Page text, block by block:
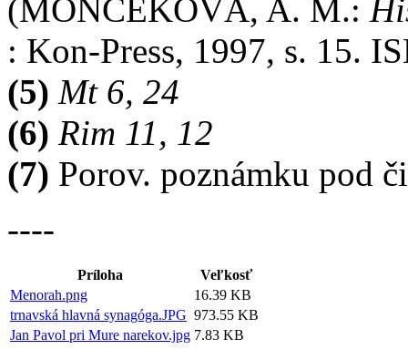
(MONČEKOVÁ, A. M.:
: Kon-Press, 1997, s. 15.
(5) Mt 6, 24
(6) Rim 11, 12
(7) Porov. poznámku pod
----
Príloha
Veľkosť
Menorah.png
16.39 KB
trnavská hlavná synagóga.JPG 973.55 KB
Jan Pavol pri Mure narekov.jpg 7.83 KB